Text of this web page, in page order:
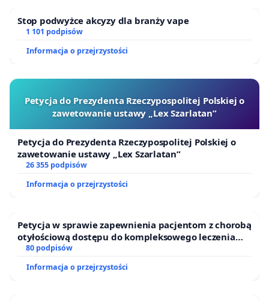
Stop podwyżce akcyzy dla branży vape
1 101 podpisów
Informacja o przejrzystości
Petycja do Prezydenta Rzeczypospolitej Polskiej o
zawetowanie ustawy „Lex Szarlatan”
Petycja do Prezydenta Rzeczypospolitej Polskiej o
zawetowanie ustawy „Lex Szarlatan”
26 355 podpisów
Informacja o przejrzystości
Petycja w sprawie zapewnienia pacjentom z chorobą
otyłościową dostępu do kompleksowego leczenia
oraz programów profilaktycznych.
80 podpisów
Informacja o przejrzystości